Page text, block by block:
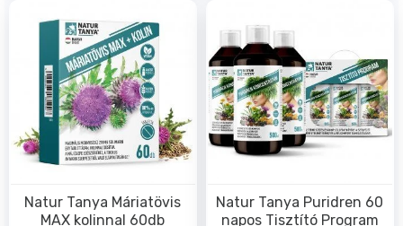
Natur Tanya Máriatövis
MAX kolinnal 60db
Natur Tanya Puridren 60
napos Tisztító Program